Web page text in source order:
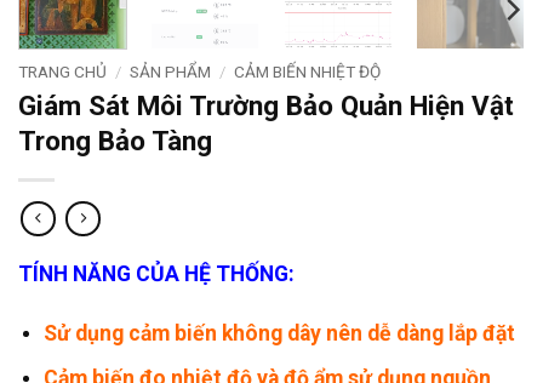
TRANG CHỦ / SẢN PHẨM / CẢM BIẾN NHIỆT ĐỘ
Giám Sát Môi Trường Bảo Quản Hiện Vật
Trong Bảo Tàng
TÍNH NĂNG CỦA HỆ THỐNG:
Sử dụng cảm biến không dây nên dễ dàng lắp đặt